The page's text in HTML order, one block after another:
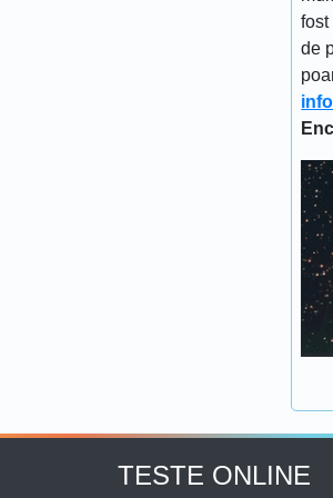
fost
de
TESTE ONLINE